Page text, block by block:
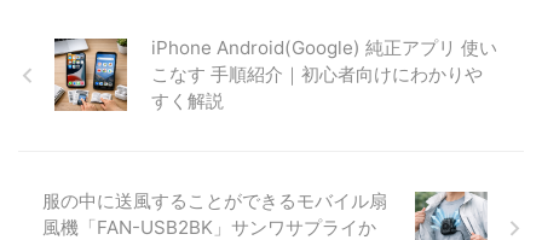
iPhone Android(Google) 純正アプリ 使い
こなす 手順紹介｜初心者向けにわかりや
すく解説
服の中に送風することができるモバイル扇
風機「FAN-USB2BK」サンワサプライか